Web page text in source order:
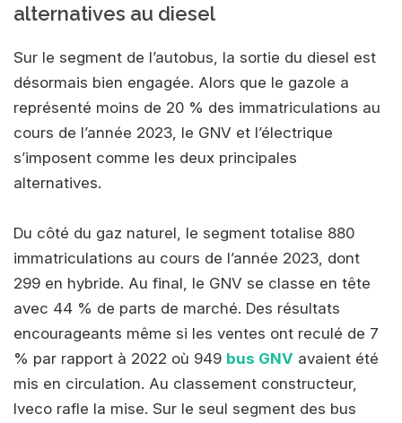
alternatives au diesel
Sur le segment de l’autobus, la sortie du diesel est
désormais bien engagée. Alors que le gazole a
représenté moins de 20 % des immatriculations au
cours de l’année 2023, le GNV et l’électrique
s’imposent comme les deux principales
alternatives.
Du côté du gaz naturel, le segment totalise 880
immatriculations au cours de l’année 2023, dont
299 en hybride. Au final, le GNV se classe en tête
avec 44 % de parts de marché. Des résultats
encourageants même si les ventes ont reculé de 7
% par rapport à 2022 où 949 bus GNV avaient été
mis en circulation. Au classement constructeur,
Iveco rafle la mise. Sur le seul segment des bus